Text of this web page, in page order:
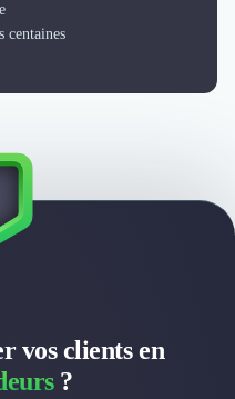
centaines
vos clients en
?